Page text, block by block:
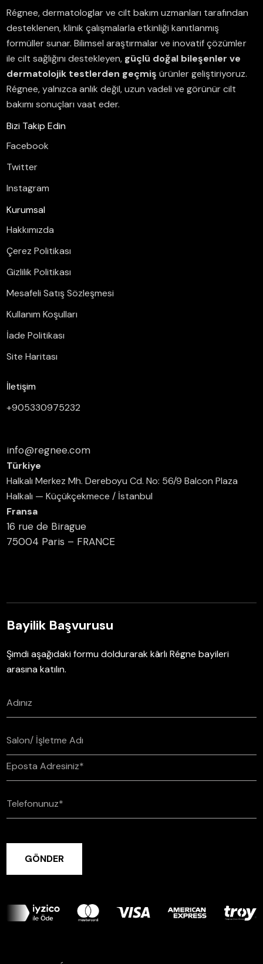
Régnee, dermatologlar ve cilt bakım uzmanları tarafından
desteklenen, klinik çalışmalarla etkinliği kanıtlanmış
formüller sunar.Bilimsel araştırmalar ve inovatif çözümler
ile cilt sağlığını destekleyen, güçlü doğal bileşenler ve
dermatolojik testlerden geçmiş ürünler geliştiriyoruz.
Régnee, yalnızca anlık değil, uzun vadeli ve görünür cilt
bakımı sonuçları vaat eder.
Bizi Takip Edin
Facebook
Twitter
Instagram
Kurumsal
Hakkımızda
Çerez Politikası
Gizlilik Politikası
Mesafeli Satış Sözleşmesi
Kullanım Koşulları
İade Politikası
Site Haritası
İletişim
+905330975232
info@regnee.com
Türkiye
Halkalı Merkez Mh. Dereboyu Cd. No: 56/9 Balcon Plaza
Halkalı — Küçükçekmece / İstanbul
Fransa
16 rue de Birague
75004 Paris – FRANCE
Bayilik Başvurusu
Şimdi aşağıdaki formu doldurarak kârlı Régne bayileri
arasına katılın.